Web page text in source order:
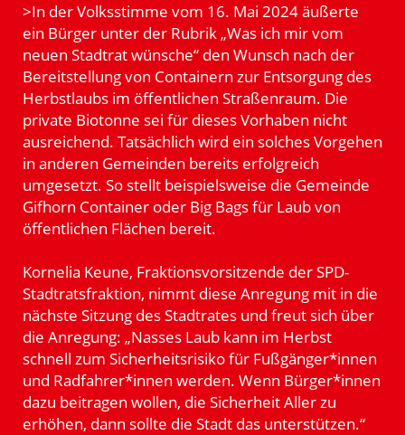
>In der Volks­stimme vom 16. Mai 2024 äußerte
ein Bürger unter der Rubrik „Was ich mir vom
neuen Stadtrat wünsche“ den Wunsch nach der
Bereit­stellung von Containern zur Entsorgung des
Herbst­laubs im öffent­lichen Straßenraum. Die
private Biotonne sei für dieses Vorhaben nicht
ausrei­chend. Tatsächlich wird ein solches Vorgehen
in anderen Gemeinden bereits erfolg­reich
umgesetzt. So stellt beispiels­weise die Gemeinde
Gifhorn Container oder Big Bags für Laub von
öffent­lichen Flächen bereit.
Kornelia Keune, Frakti­ons­vor­sit­zende der SPD-
Stadt­rats­fraktion, nimmt diese Anregung mit in die
nächste Sitzung des Stadt­rates und freut sich über
die Anregung: „Nasses Laub kann im Herbst
schnell zum Sicher­heits­risiko für Fußgänger*innen
und Radfahrer*innen werden. Wenn Bürger*innen
dazu beitragen wollen, die Sicherheit Aller zu
erhöhen, dann sollte die Stadt das unter­stützen.“